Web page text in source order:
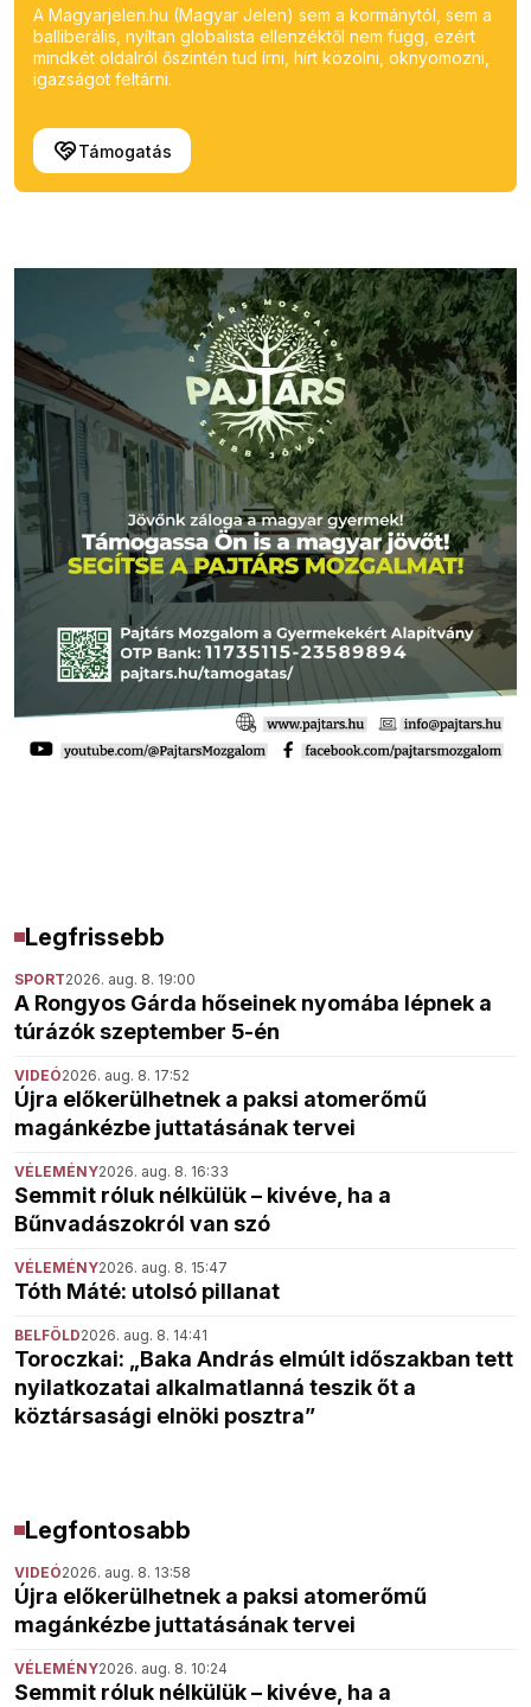
A Magyarjelen.hu (Magyar Jelen) sem a kormánytól, sem a
balliberális, nyíltan globalista ellenzéktől nem függ, ezért
mindkét oldalról őszintén tud írni, hírt közölni, oknyomozni,
igazságot feltárni.
Támogatás
Legfrissebb
SPORT2026. aug. 8. 19:00
A Rongyos Gárda hőseinek nyomába lépnek a
túrázók szeptember 5-én
VIDEÓ2026. aug. 8. 17:52
Újra előkerülhetnek a paksi atomerőmű
magánkézbe juttatásának tervei
VÉLEMÉNY2026. aug. 8. 16:33
Semmit róluk nélkülük – kivéve, ha a
Bűnvadászokról van szó
VÉLEMÉNY2026. aug. 8. 15:47
Tóth Máté: utolsó pillanat
BELFÖLD2026. aug. 8. 14:41
Toroczkai: „Baka András elmúlt időszakban tett
nyilatkozatai alkalmatlanná teszik őt a
köztársasági elnöki posztra”
Legfontosabb
VIDEÓ2026. aug. 8. 13:58
Újra előkerülhetnek a paksi atomerőmű
magánkézbe juttatásának tervei
VÉLEMÉNY2026. aug. 8. 10:24
Semmit róluk nélkülük – kivéve, ha a